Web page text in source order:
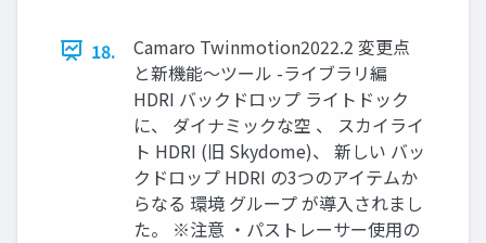
18.
Camaro Twinmotion2022.2 変更点
と新機能～ツール -ライブラリ編
HDRI バックドロップ ライトドック
に、 ダイナミックな空 、 スカイライ
ト HDRI (旧 Skydome)、 新しい バッ
クドロップ HDRI の3つのアイテムか
らなる 環境 グループ が導入されまし
た。 ※注意 ・パストレーサー使用の